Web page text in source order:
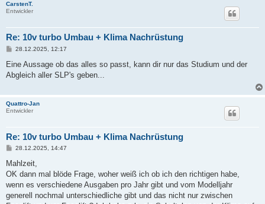
CarstenT.
Entwickler
Re: 10v turbo Umbau + Klima Nachrüstung
B
i
r
28.12.2025, 12:17
Eine Aussage ob das alles so passt, kann dir nur das Studium und der
Abgleich aller SLP's geben...
Quattro-Jan
Entwickler
Re: 10v turbo Umbau + Klima Nachrüstung
B
i
r
a
28.12.2025, 14:47
Mahlzeit,
OK dann mal blöde Frage, woher weiß ich ob ich den richtigen habe,
wenn es verschiedene Ausgaben pro Jahr gibt und vom Modelljahr
generell nochmal unterschiedliche gibt und das nicht nur zwischen